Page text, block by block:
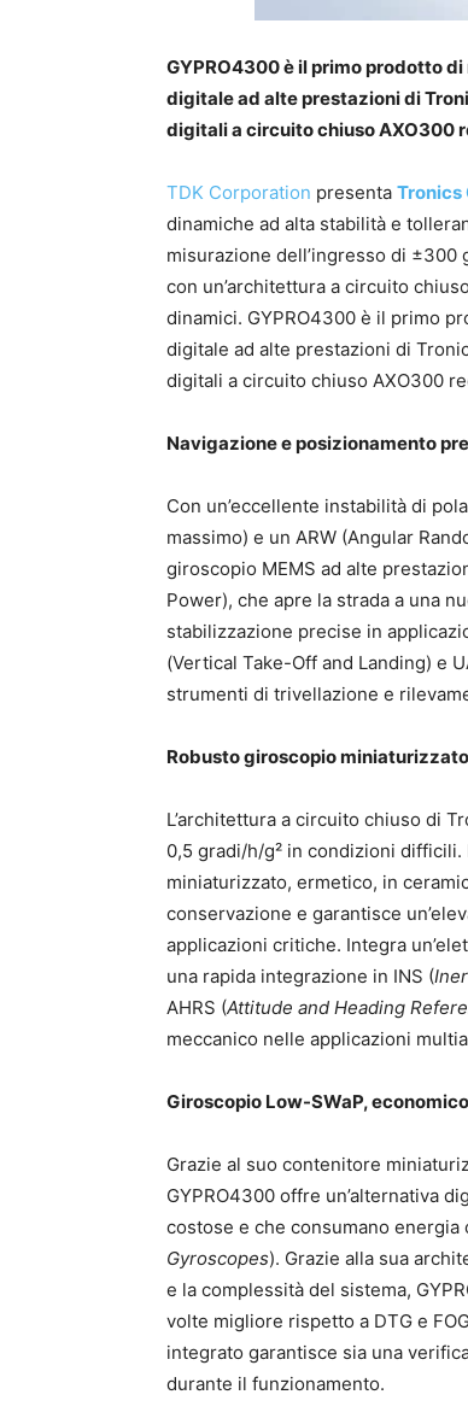
GYPRO4300 è il primo prodotto
digitale ad alte prestazioni di
digitali a circuito chiuso AXO300
TDK Corporation presenta Tronics
dinamiche ad alta stabilità e
misurazione dell’ingresso di ±300
con un’architettura a circuito
dinamici. GYPRO4300 è il primo
digitale ad alte prestazioni di
digitali a circuito chiuso AXO300
Navigazione e posizionamento
Con un’eccellente instabilità di
massimo) e un ARW (Angular
giroscopio MEMS ad alte
Power), che apre la strada a una
stabilizzazione precise in
(Vertical Take-Off and Landing) e
strumenti di trivellazione e
Robusto giroscopio
L’architettura a circuito chiuso di
0,5 gradi/h/g² in condizioni
miniaturizzato, ermetico, in
conservazione e garantisce
applicazioni critiche. Integra
una rapida integrazione in INS (
AHRS (Attitude and Heading
meccanico nelle applicazioni
Giroscopio Low-SWaP,
Grazie al suo contenitore
GYPRO4300 offre un’alternativa
costose e che consumano energia
Gyroscopes). Grazie alla sua
e la complessità del sistema,
volte migliore rispetto a DTG e
integrato garantisce sia una
durante il funzionamento.